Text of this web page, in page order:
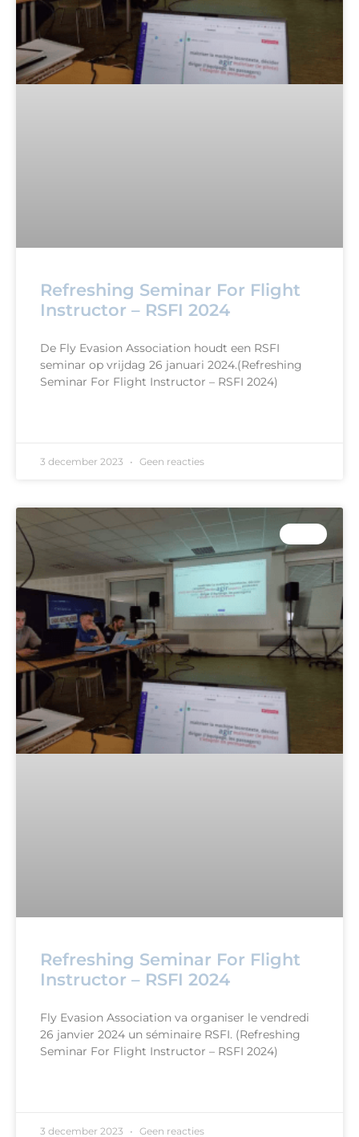
Refreshing Seminar For Flight
Instructor – RSFI 2024
De Fly Evasion Association houdt een RSFI
seminar op vrijdag 26 januari 2024.(Refreshing
Seminar For Flight Instructor – RSFI 2024)
3 december 2023 Geen reacties
Refreshing Seminar For Flight
Instructor – RSFI 2024
Fly Evasion Association va organiser le vendredi
26 janvier 2024 un séminaire RSFI. (Refreshing
Seminar For Flight Instructor – RSFI 2024)
3 december 2023 Geen reacties